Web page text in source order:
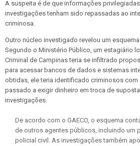
A suspeita é de que informações
investigações tenham sido repassadas ao
criminosa.
Outro núcleo investigado revelou um
Segundo o Ministério Público, um estagiário
Criminal de Campinas teria se infiltrado
para acessar bancos de dados e sistemas
obtidas, ele teria identificado criminosos com
passado a exigir dinheiro em troca de
investigações.
De acordo com o GAECO, o esquema
de outros agentes públicos, incluindo um
policial civil. As investigações também